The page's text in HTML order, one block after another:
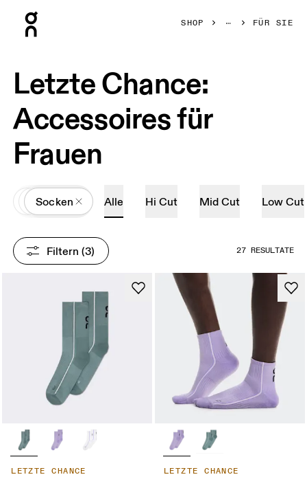
SHOP FÜR SIE
Letzte Chance:
Accessoires für
Frauen
AllAccessoires
Socken Alle Hi Cut Mid Cut Low Cut
Filtern (3) 27 RESULTATE
LETZTE CHANCE LETZTE CHANCE